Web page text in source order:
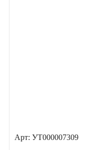
Арт: УТ000007309